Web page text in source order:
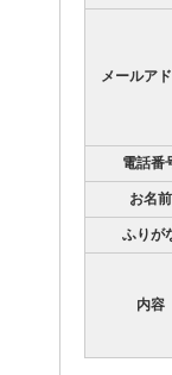
メールア
電話番
お名前
ふりが
内容